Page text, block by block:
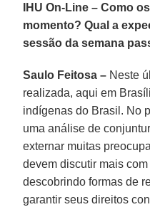
IHU On-Line – Como
momento? Qual a
sessão da semana
Saulo Feitosa – Neste
realizada, aqui em
indígenas do Brasil. No
uma análise de
externar muitas
devem discutir mais
descobrindo formas de
garantir seus direitos